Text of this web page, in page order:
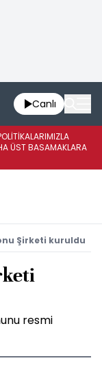
Canlı
ÜST BASAMAKLARA
Şirketi kuruldu
resmi